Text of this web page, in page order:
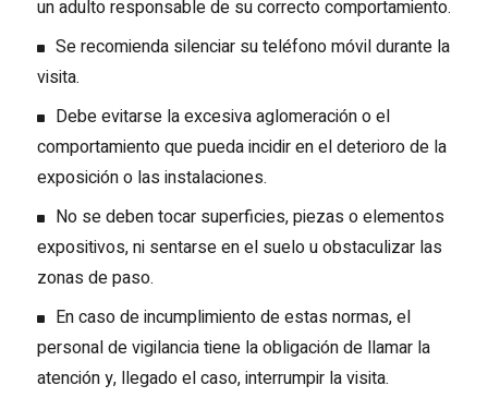
un adulto responsable de su correcto comportamiento.
Se recomienda silenciar su teléfono móvil durante la
visita.
Debe evitarse la excesiva aglomeración o el
comportamiento que pueda incidir en el deterioro de la
exposición o las instalaciones.
No se deben tocar superficies, piezas o elementos
expositivos, ni sentarse en el suelo u obstaculizar las
zonas de paso.
En caso de incumplimiento de estas normas, el
personal de vigilancia tiene la obligación de llamar la
atención y, llegado el caso, interrumpir la visita.